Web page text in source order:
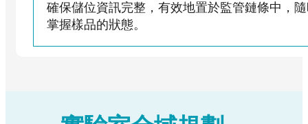
確保儲位資訊完整，有效地置於監管鏈條中，
掌握樣品的狀態。